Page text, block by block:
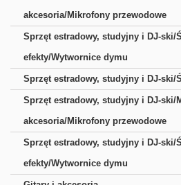
akcesoria/Mikrofony przewodowe
Sprzęt estradowy, studyjny i DJ-ski/
efekty/Wytwornice dymu
Sprzęt estradowy, studyjny i DJ-ski/
Sprzęt estradowy, studyjny i DJ-ski/
akcesoria/Mikrofony przewodowe
Sprzęt estradowy, studyjny i DJ-ski/
efekty/Wytwornice dymu